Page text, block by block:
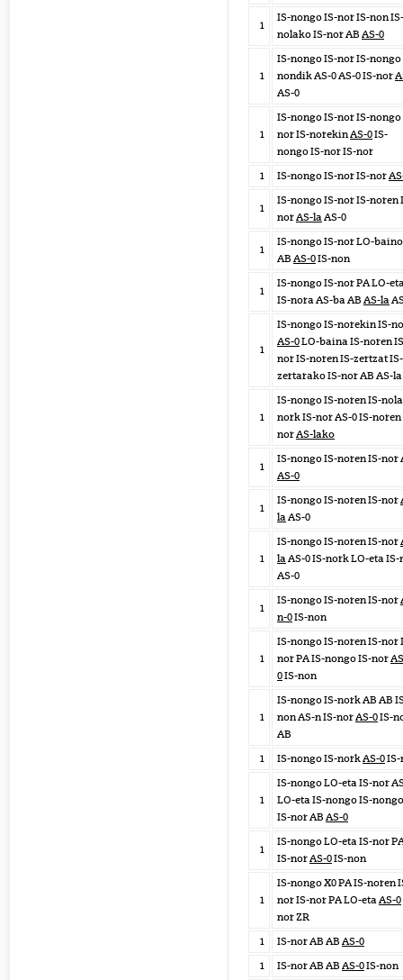
1
IS-nongo IS-nor IS-non IS-
nolako IS-nor AB AS-0
1
IS-nongo IS-nor IS-nongo
nondik AS-0 AS-0 IS-nor
AS-0
1
IS-nongo IS-nor IS-nongo
nor IS-norekinAS-0IS-
nongo IS-nor IS-nor
1
IS-nongo IS-nor IS-nor
1
IS-nongo IS-nor IS-noren
norAS-laAS-0
1
IS-nongo IS-nor LO-baino
AB AS-0IS-non
1
IS-nongo IS-nor PA LO-
IS-nora AS-ba AB AS-la
1
IS-nongo IS-norekin IS-
AS-0LO-baina IS-noren
nor IS-noren IS-zertzat IS-
zertarako IS-nor AB AS-la
1
IS-nongo IS-noren IS-
nork IS-nor AS-0 IS-noren
norAS-lako
1
IS-nongo IS-noren IS-nor
AS-0
1
IS-nongo IS-noren IS-nor
laAS-0
1
IS-nongo IS-noren IS-nor
laAS-0 IS-nork LO-eta
AS-0
1
IS-nongo IS-noren IS-nor
n-0IS-non
1
IS-nongo IS-noren IS-nor
nor PA IS-nongo IS-nor
0IS-non
1
IS-nongo IS-nork AB AB
non AS-n IS-norAS-0IS-
AB
1
IS-nongo IS-norkAS-0
1
IS-nongo LO-eta IS-nor
LO-eta IS-nongo IS-nongo
IS-nor AB AS-0
1
IS-nongo LO-eta IS-nor
IS-norAS-0IS-non
1
IS-nongo X0 PA IS-noren
nor IS-nor PA LO-etaAS-0
nor ZR
1
IS-nor AB AB AS-0
1
IS-nor AB AB AS-0IS-non